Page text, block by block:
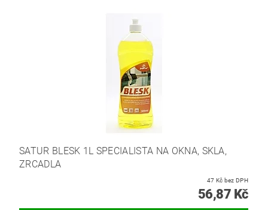
SATUR BLESK 1L SPECIALISTA NA OKNA, SKLA,
ZRCADLA
47 Kč bez DPH
56,87 Kč